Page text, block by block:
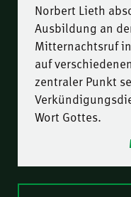
Norbert Lieth
Ausbildung an
Mitternachtsruf
auf
zentraler Punkt
Wort Gottes.